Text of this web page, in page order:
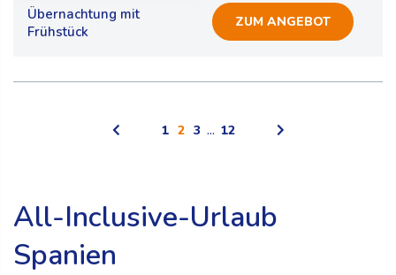
Übernachtung mit
Frühstück
ZUM ANGEBOT
1 2 3 ... 12
All-Inclusive-Urlaub
Spanien